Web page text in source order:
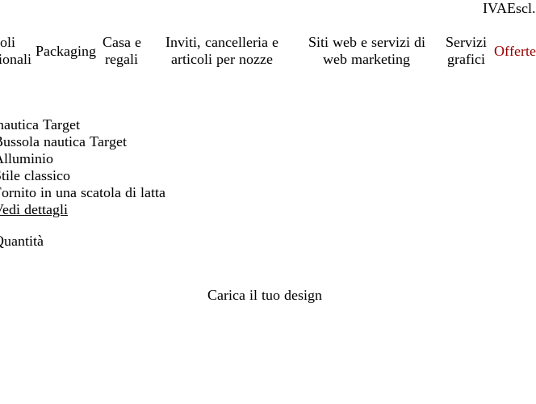
IVAIncl.
Escl.
Packaging
Casa e
regali
Inviti, cancelleria e
articoli per nozze
Siti web e servizi di
web marketing
Servizi
grafici
Offerte
Target
nautica Target
classico
in una scatola di latta
dettagli
Carica il tuo design